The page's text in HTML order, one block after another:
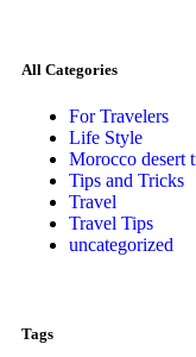
All Categories
For Travelers
Life Style
Morocco desert
Tips and Tricks
Travel
Travel Tips
uncategorized
Tags